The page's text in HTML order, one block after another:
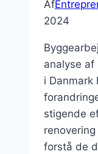
Af
2024
analyse
i Danmark
stigende
forstå de